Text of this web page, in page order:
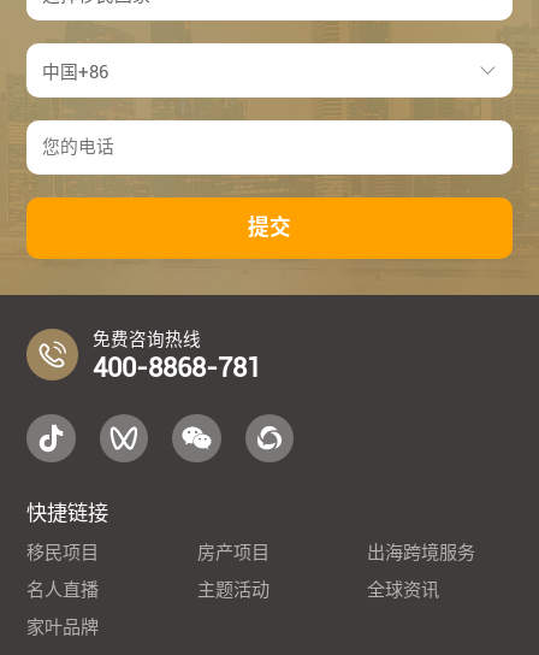
提交
免费咨询热线
400-8868-781
快捷链接
移民项目 房产项目
出海跨境服务
名人直播
主题活动
全球资讯
家叶品牌